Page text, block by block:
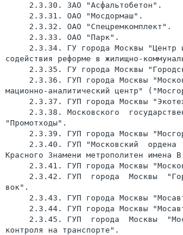
     2.3.30. ЗАО "Асфальтобетон".
     2.3.31. ОАО "Мосдормаш".
     2.3.32. ОАО "Спецремкомплект".
     2.3.33. ОАО "Парк".
2.3.34. ГУ города Москвы "Центр
содействия реформе в жилищно-
2.3.35. ГУ города Москвы
2.3.36. ГУП города Москвы
мационно-аналитический центр"
2.3.37. ГУП города Москвы
2.3.38. Московского
"Промотходы".
2.3.39. ГУП города Москвы
2.3.40. ГУП "Московский  ордена
Красного Знамени метрополитен имена
2.3.41. ГУП города Москвы
2.3.42. ГУП  города  Москвы
вок".
2.3.43. ГУП города Москвы
2.3.44. ГУП города Москвы
2.3.45. ГУП  города  Москвы
контроля на транспорте".